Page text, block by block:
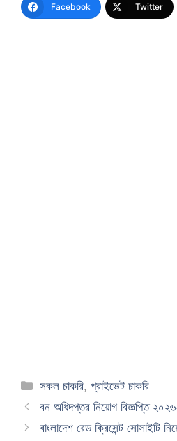
Facebook Twitter
Categories
সকল চাকরি,প্রাইভেট চাকরি
বন অধিদপ্তর নিয়োগ বিজ্ঞপ্তি
বাংলাদেশ রেড ক্রিসেন্ট সোসাইটি